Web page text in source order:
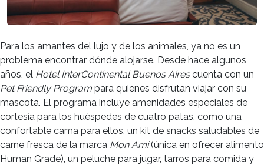
Para los amantes del lujo y de los animales, ya no es un
problema encontrar dónde alojarse. Desde hace algunos
años, el Hotel InterContinental Buenos Airescuenta con un
Pet Friendly Program para quienes disfrutan viajar con su
mascota. El programa incluye amenidades especiales de
cortesía para los huéspedes de cuatro patas, como una
confortable cama para ellos, un kit de snacks saludables de
carne fresca de la marca Mon Ami(única en ofrecer alimento
Human Grade), un peluche para jugar, tarros para comida y